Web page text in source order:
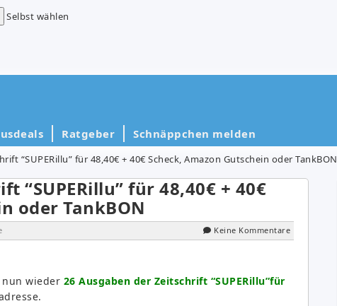
Selbst wählen
Ratgeber Schnäppchen melden
“SUPERillu” für 48,40€ + 40€ Scheck, Amazon Gutschein oder TankBON
“SUPERillu” für 48,40€ + 40€
oder TankBON
Keine Kommentare
nun wieder 26 Ausgaben der Zeitschrift “SUPERillu”für